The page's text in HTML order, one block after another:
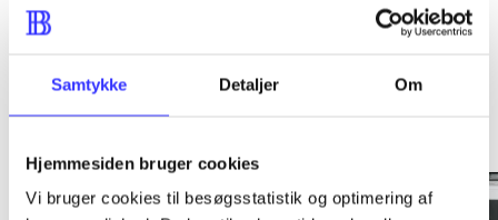
Samtykke Detaljer Om
Hjemmesiden bruger cookies
Vi bruger cookies til besøgsstatistik og optimering af
Minder om